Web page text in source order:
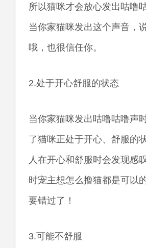
所以猫咪才会放心发出咕噜
当你家猫咪发出这个声音，
哦，也很信任你。
2.处于开心舒服的状态
当你家猫咪发出咕噜咕噜声
了猫咪正处于开心、舒服的
人在开心和舒服时会发现感
时宠主想怎么撸猫都是可以
要错过了！
3.可能不舒服